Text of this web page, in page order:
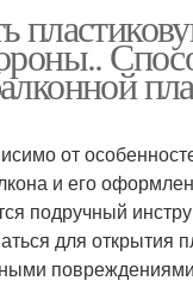
от
и его
подручный
для открытия